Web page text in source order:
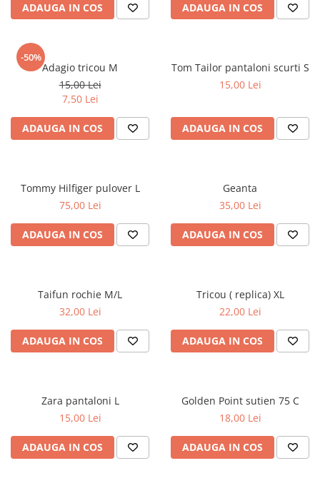
ADAUGA IN COS ADAUGA IN COS
-50%
Adagio tricou M
15,00 Lei
7,50 Lei
ADAUGA IN COS
Tom Tailor pantaloni scurti S
15,00 Lei
ADAUGA IN COS
Tommy Hilfiger pulover L
75,00 Lei
ADAUGA IN COS
Geanta
35,00 Lei
ADAUGA IN COS
Taifun rochie M/L
32,00 Lei
ADAUGA IN COS
Tricou ( replica) XL
22,00 Lei
ADAUGA IN COS
Zara pantaloni L
15,00 Lei
ADAUGA IN COS
Golden Point sutien 75 C
18,00 Lei
ADAUGA IN COS